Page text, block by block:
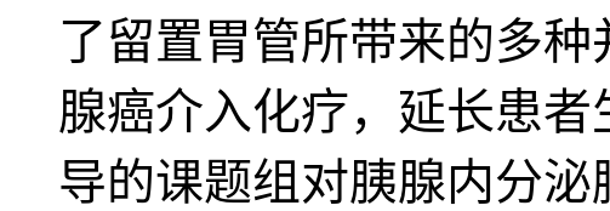
了留置胃管所带来的多
腺癌介入化疗，延长患
导的课题组对胰腺内分泌